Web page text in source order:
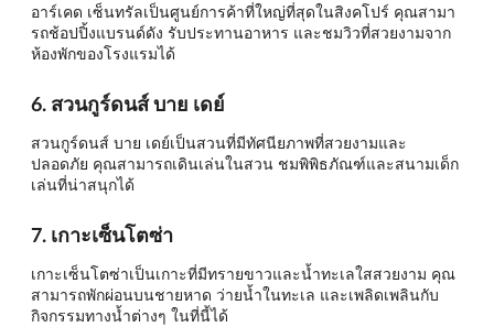
อาร์เคด เซ็นทรัลเป็นศูนย์การค้าที่ใหญ่ที่สุดในสิงคโปร์ คุณสามา
รถช้อปปิ้งแบรนด์ดัง รับประทานอาหาร และชมวิวที่สวยงามจาก
ห้องพักของโรงแรมได้
6. สวนกูร์ดนส์ บาย เดย์
สวนกูร์ดนส์ บาย เดย์เป็นสวนที่มีทัศนียภาพที่สวยงามและ
ปลอดภัย คุณสามารถเดินเล่นในสวน ชมพิพิธภัณฑ์และสนามเด็ก
เล่นที่น่าสนุกได้
7. เกาะเซ็นโตซ่า
เกาะเซ็นโตซ่าเป็นเกาะที่มีทรายขาวและน้ำทะเลใสสวยงาม คุณ
สามารถพักผ่อนบนชายหาด ว่ายน้ำในทะเล และเพลิดเพลินกับ
กิจกรรมทางน้ำต่างๆ ในที่นี้ได้